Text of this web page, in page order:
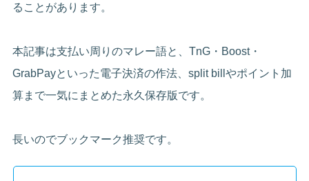
ることがあります。
本記事は支払い周りのマレー語と、TnG・Boost・
GrabPayといった電子決済の作法、split billやポイント加
算まで一気にまとめた永久保存版です。
長いのでブックマーク推奨です。